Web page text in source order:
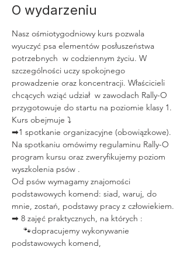
O wydarzeniu
Nasz ośmiotygodniowy kurs pozwala
wyuczyć psa elementów posłuszeństwa
potrzebnych  w codziennym życiu. W
szczególności uczy spokojnego
prowadzenie oraz koncentracji. Właścicieli
chcących wziąć udział  w zawodach Rally-O
przygotowuje do startu na poziomie klasy 1.
Kurs obejmuje ⤵
➡1 spotkanie organizacyjne (obowiązkowe).
Na spotkaniu omówimy regulaminu Rally-O
program kursu oraz zweryfikujemy poziom
wyszkolenia psów .
Od psów wymagamy znajomości
podstawowych komend: siad, waruj, do
mnie, zostań, podstawy pracy z człowiekiem.
➡ 8 zajęć praktycznych, na których :
🐾dopracujemy wykonywanie
podstawowych komend,